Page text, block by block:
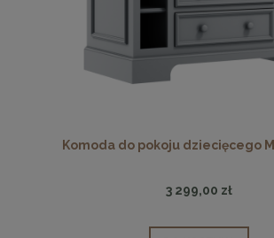
Komoda do pokoju dziecięcego
3 299,00 zł